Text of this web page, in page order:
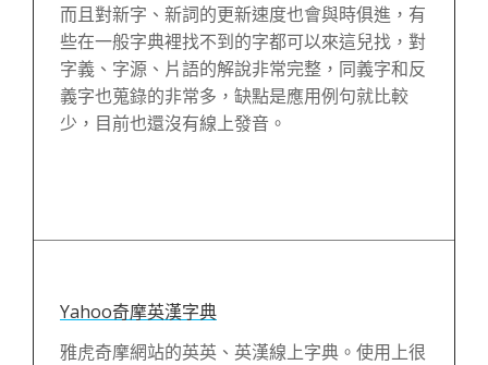
而且對新字、新詞的更新速度也會與時俱進，有
些在一般字典裡找不到的字都可以來這兒找，對
字義、字源、片語的解說非常完整，同義字和反
義字也蒐錄的非常多，缺點是應用例句就比較
少，目前也還沒有線上發音。
Yahoo奇摩英漢字典
雅虎奇摩網站的英英、英漢線上字典。使用上很